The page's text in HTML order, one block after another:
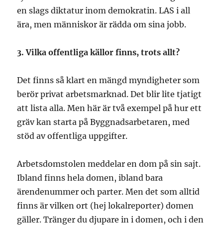
en slags diktatur inom demokratin. LAS i all
ära, men människor är rädda om sina jobb.
3. Vilka offentliga källor finns, trots allt?
Det finns så klart en mängd myndigheter som
berör privat arbetsmarknad. Det blir lite tjatigt
att lista alla. Men här är två exempel på hur ett
gräv kan starta på Byggnadsarbetaren, med
stöd av offentliga uppgifter.
Arbetsdomstolen meddelar en dom på sin sajt.
Ibland finns hela domen, ibland bara
ärendenummer och parter. Men det som alltid
finns är vilken ort (hej lokalreporter) domen
gäller. Tränger du djupare in i domen, och i den